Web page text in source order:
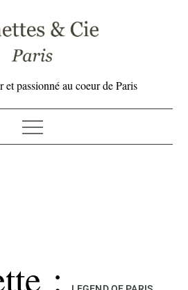
et passionné au coeur de Paris
: